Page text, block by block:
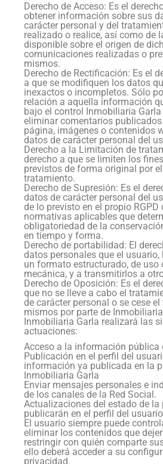
Derecho de Acceso: Es el
obtener información sobre sus
carácter personal y del
realizado o realice, así como de
disponible sobre el origen de
comunicaciones realizadas o
mismos.
Derecho de Rectificación: Es el
a que se modifiquen los datos
inexactos o incompletos. Sólo
relación a aquella información
bajo el control Inmobiliaria
eliminar comentarios
página, imágenes o contenidos
datos de carácter personal del
Derecho a la Limitación de
derecho a que se limiten los
previstos de forma original por
tratamiento.
Derecho de Supresión: Es el
datos de carácter personal del
de lo previsto en el propio RGPD
normativas aplicables que
obligatoriedad de la
en tiempo y forma.
Derecho de portabilidad: El
datos personales que el
un formato estructurado, de uso
mecánica, y a transmitirlos a
Derecho de Oposición: Es el
que no se lleve a cabo el
de carácter personal o se cese
mismos por parte de
Inmobiliaria Garla realizará las
actuaciones:
Acceso a la información pública
Publicación en el perfil del
información ya publicada en la
Inmobiliaria Garla
Enviar mensajes personales e
de los canales de la Red Social.
Actualizaciones del estado de la
publicarán en el perfil del
El usuario siempre puede
eliminar los contenidos que
restringir con quién comparte
ello deberá acceder a su
privacidad.